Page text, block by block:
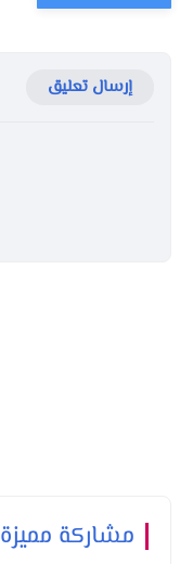
إرسال تعليق
مشاركة مميزة